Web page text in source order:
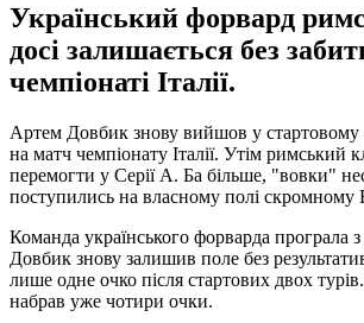
Український форвард
досі залишається без
чемпіонаті Італії.
Артем Довбик знову вийшов у стартовому
на матч чемпіонату Італії. Утім римський
перемогти у Серії А. Ба більше, "вовки"
поступились на власному полі скромному
Команда українського форварда програла
Довбик знову залишив поле без
лише одне очко після стартових двох
набрав уже чотири очки.